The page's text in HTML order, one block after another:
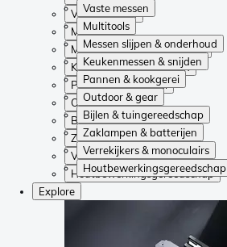
Vaste messen
Multitools
Messen slijpen & onderhoud
Keukenmessen & snijden
Pannen & kookgerei
Outdoor & gear
Bijlen & tuingereedschap
Zaklampen & batterijen
Verrekijkers & monoculairs
Houtbewerkingsgereedschap
Vaste messen
Multitools
Messen slijpen & onderhoud
Keukenmessen & snijden
Pannen & kookgerei
Outdoor & gear
Bijlen & tuingereedschap
Zaklampen & batterijen
Verrekijkers & monoculairs
Houtbewerkingsgereedschap
Explore